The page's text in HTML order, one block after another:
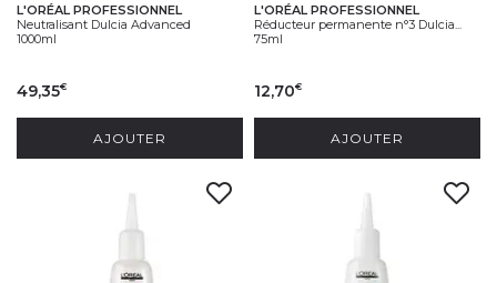
L'ORÉAL PROFESSIONNEL
Neutralisant Dulcia Advanced
1000ml
49,35€
AJOUTER
L'ORÉAL PROFESSIONNEL
Réducteur permanente n°3 Dulcia...
75ml
12,70€
AJOUTER